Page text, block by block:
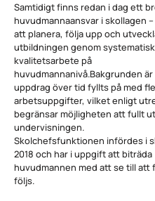
Samtidigt finns redan i dag ett
huvudmannaansvar i skollagen
att planera, följa upp och
utbildningen genom
kvalitetsarbete på
huvudmannanivå.Bakgrunden
uppdrag över tid fyllts på med
arbetsuppgifter, vilket enligt
begränsar möjligheten att fullt
undervisningen.
Skolchefsfunktionen infördes i
2018 och har i uppgift att biträda
huvudmannen med att se till
följs.